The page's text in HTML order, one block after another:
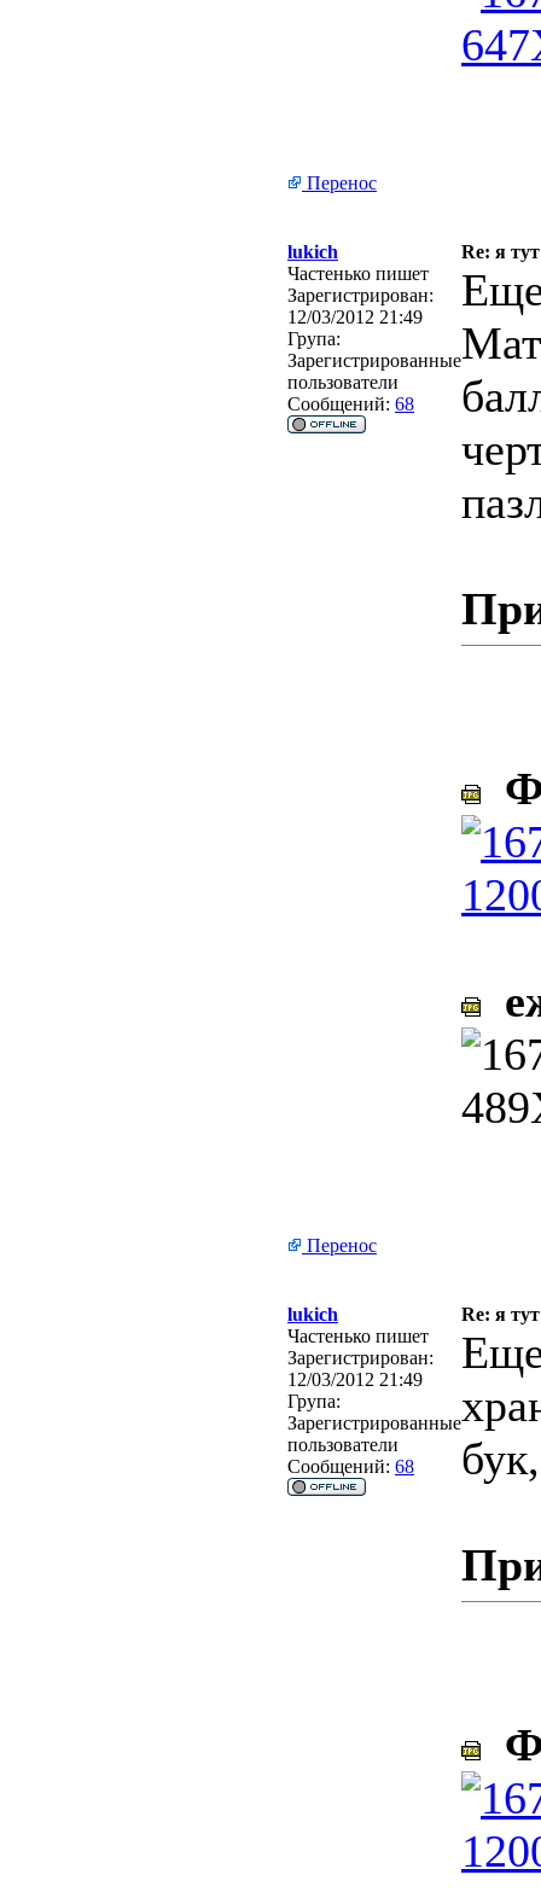
Перенос
lukich
Re: я
Частенько пишет
Зарегистрирован:
12/03/2012 21:49
Група:
Зарегистрированные
пользователи
Сообщений: 68
Перенос
lukich
Re: я
Частенько пишет
Зарегистрирован:
12/03/2012 21:49
Група:
Зарегистрированные
пользователи
Сообщений: 68